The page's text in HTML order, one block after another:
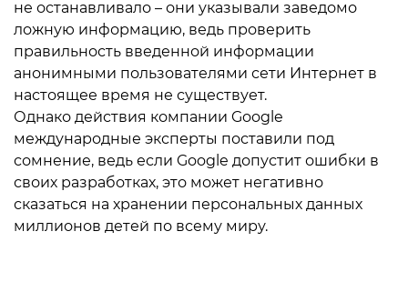
не останавливало – они указывали заведомо
ложную информацию, ведь проверить
правильность введенной информации
анонимными пользователями сети Интернет в
настоящее время не существует.
Однако действия компании Google
международные эксперты поставили под
сомнение, ведь если Google допустит ошибки в
своих разработках, это может негативно
сказаться на хранении персональных данных
миллионов детей по всему миру.